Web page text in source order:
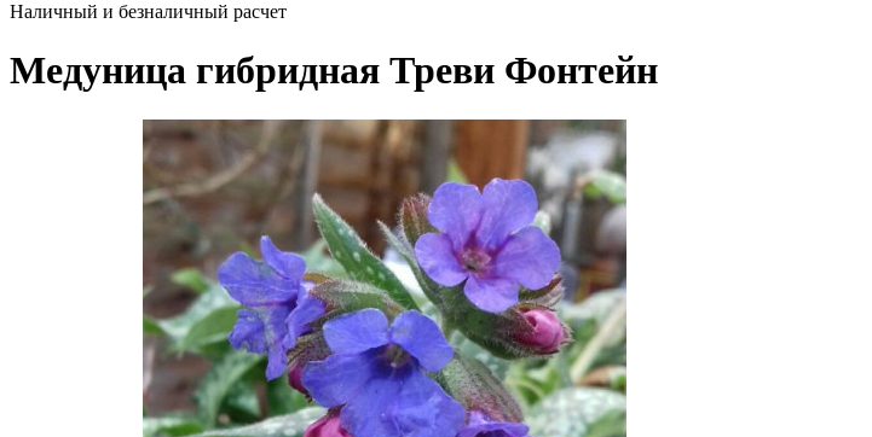
Наличный и безналичный расчет
Медуница гибридная Треви Фонтейн